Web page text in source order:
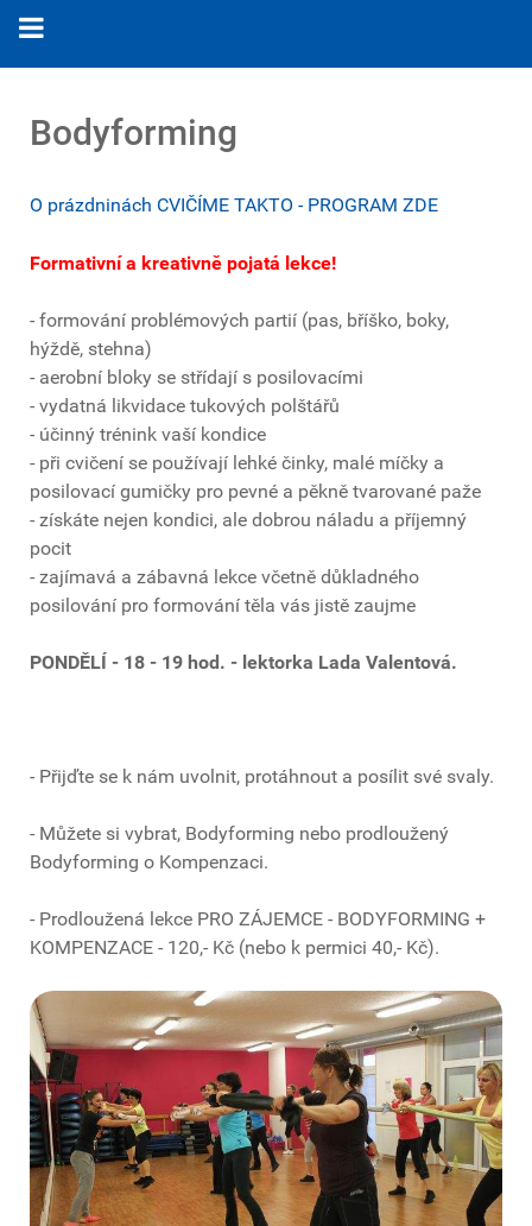
Bodyforming
O prázdninách CVIČÍME TAKTO - PROGRAM ZDE
Formativní a kreativně pojatá lekce!
- formování problémových partií (pas, bříško, boky,
hýždě, stehna)
- aerobní bloky se střídají s posilovacími
- vydatná likvidace tukových polštářů
- účinný trénink vaší kondice
- při cvičení se používají lehké činky, malé míčky a
posilovací gumičky pro pevné a pěkně tvarované paže
- získáte nejen kondici, ale dobrou náladu a příjemný
pocit
- zajímavá a zábavná lekce včetně důkladného
posilování pro formování těla vás jistě zaujme
PONDĚLÍ - 18 - 19 hod. - lektorka Lada Valentová.
- Přijďte se k nám uvolnit, protáhnout a posílit své svaly.
- Můžete si vybrat, Bodyforming nebo prodloužený
Bodyforming o Kompenzaci.
- Prodloužená lekce PRO ZÁJEMCE - BODYFORMING +
KOMPENZACE - 120,- Kč (nebo k permici 40,- Kč).